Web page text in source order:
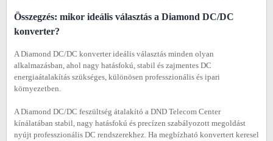
Összegzés: mikor ideális választás a Diamond DC/DC
konverter?
A Diamond DC/DC konverter ideális választás minden olyan
alkalmazásban, ahol nagy hatásfokú, stabil és zajmentes DC
energiaátalakítás szükséges, különösen professzionális és ipari
környezetben.
A Diamond DC/DC feszültség átalakító a DND Telecom Center
kínálatában stabil, nagy hatásfokú és precízen szabályozott megoldást
nyújt professzionális DC rendszerekhez. Ha megbízható konvertert keresel